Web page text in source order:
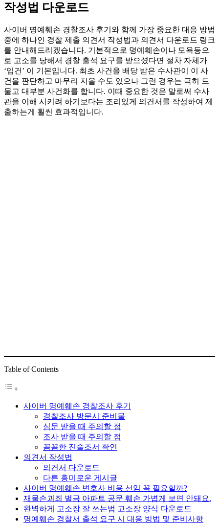
작성법 다운로드
사이버 명예훼손 경찰조사 후기와 함께 가장 중요한 대응 방법
중에 하나인 경찰 제출 의견서 작성법과 의견서 다운로드 링크
를 안내해드리겠습니다. 기본적으로 명예훼손이나 모욕등으
로 고소를 당해서 경찰 출석 요구를 받으셨다면 절차 자체가
‘입건’ 이 기본입니다. 최초 사건을 배당 받은 수사관이 이 사
건을 판단하고 마무리 지을 수도 있으나 그런 경우는 극히 드
물고 대부분 사건화를 합니다. 이때 중요한 것은 말로써 수사
관을 이해 시키려 하기보다는 조리있게 의견서를 작성하여 제
출하는게 훨씬 효과적입니다.
Table of Contents
사이버 명예훼손 경찰조사 후기
경찰조사 방문시 준비물
심문 받을 때 주의할 점
조사 받을 때 주의할 점
꼼꼼한 진술조서 확인
의견서 작성법
의견서 다운로드
다른 흥미로운 게시글
사이버 명예훼손 변호사 비용 선임 꼭 필요할까?
재물손괴죄 벌금 아파트 공문 훼손 가볍게 보면 안돼요.
완벽하게 고소장 잘 쓰는법 고소장 양식 다운로드
명예훼손 경찰서 출석 요구 시 대응 방법 및 준비사항